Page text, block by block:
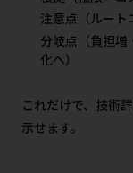
注意点（ルート
分岐点（負担増
化へ）
これだけで、技術
示せます。